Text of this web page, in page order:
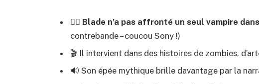
🧛‍♂️ Blade n’a pas affronté un seul vampire
contrebande – coucou Sony !)
🎬 Il intervient dans des histoires de zombies,
🔊 Son épée mythique brille davantage par la